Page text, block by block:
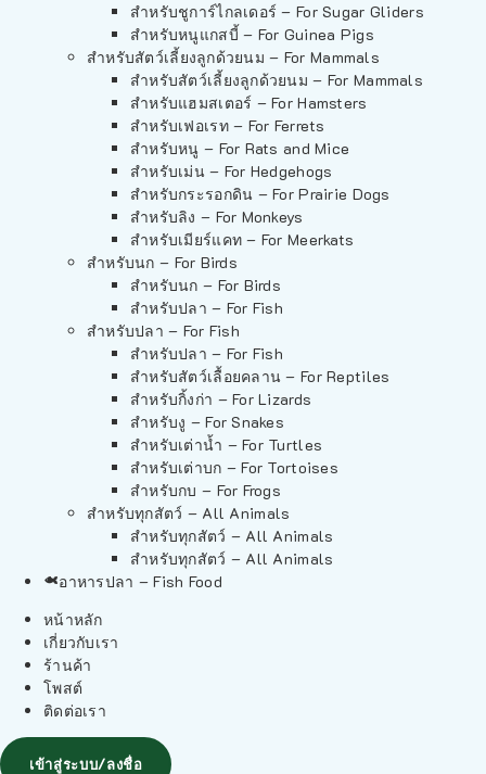
สำหรับชูการ์ไกลเดอร์ – For Sugar Gliders
สำหรับหนูแกสบี้ – For Guinea Pigs
สำหรับสัตว์เลี้ยงลูกด้วยนม – For Mammals
สำหรับสัตว์เลี้ยงลูกด้วยนม – For Mammals
สำหรับแฮมสเตอร์ – For Hamsters
สำหรับเฟอเรท – For Ferrets
สำหรับหนู – For Rats and Mice
สำหรับเม่น – For Hedgehogs
สำหรับกระรอกดิน – For Prairie Dogs
สำหรับลิง – For Monkeys
สำหรับเมียร์แคท – For Meerkats
สำหรับนก – For Birds
สำหรับนก – For Birds
สำหรับปลา – For Fish
สำหรับปลา – For Fish
สำหรับปลา – For Fish
สำหรับสัตว์เลื้อยคลาน – For Reptiles
สำหรับกิ้งก่า – For Lizards
สำหรับงู – For Snakes
สำหรับเต่าน้ำ – For Turtles
สำหรับเต่าบก – For Tortoises
สำหรับกบ – For Frogs
สำหรับทุกสัตว์ – All Animals
สำหรับทุกสัตว์ – All Animals
สำหรับทุกสัตว์ – All Animals
อาหารปลา – Fish Food
หน้าหลัก
เกี่ยวกับเรา
ร้านค้า
โพสต์
ติดต่อเรา
เข้าสู่ระบบ/ลงชื่อ